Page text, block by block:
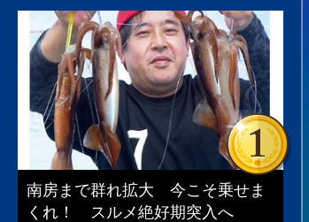
南房まで群れ拡大 今こそ乗せま
くれ！ スルメ絶好期突入へ